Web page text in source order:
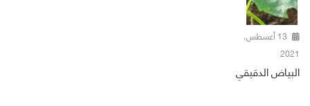
13 أغسطس،
2021
البياض الدقيقي